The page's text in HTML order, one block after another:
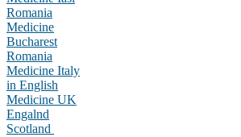
Romania
Medicine
Bucharest
Romania
Medicine Italy
in English
Medicine UK
Engalnd
Scotland